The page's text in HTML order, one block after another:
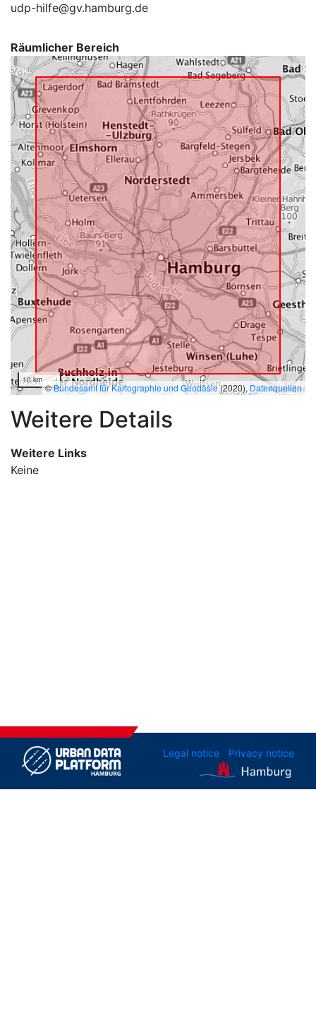
udp-hilfe@gv.hamburg.de
Räumlicher Bereich
10 km
©Bundesamt für Kartographie und Geodäsie(2020), Datenquellen
Weitere Details
Weitere Links
Keine
Legal notice Privacy notice